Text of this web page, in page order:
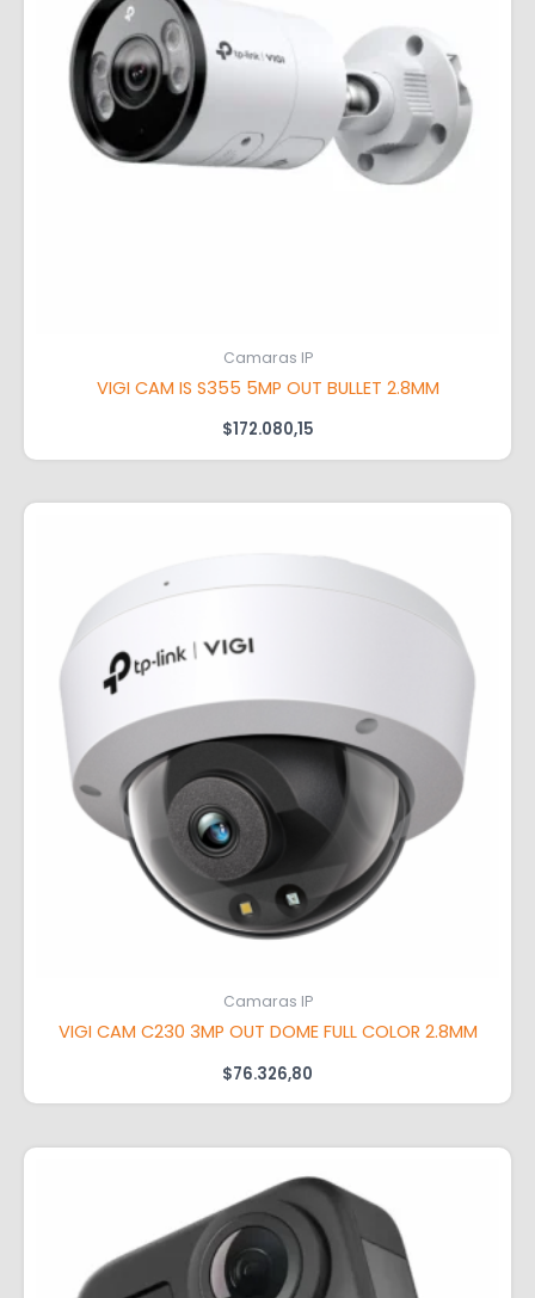
Camaras IP
VIGI CAM IS S355 5MP OUT BULLET 2.8MM
$172.080,15
Camaras IP
VIGI CAM C230 3MP OUT DOME FULL COLOR 2.8MM
$76.326,80